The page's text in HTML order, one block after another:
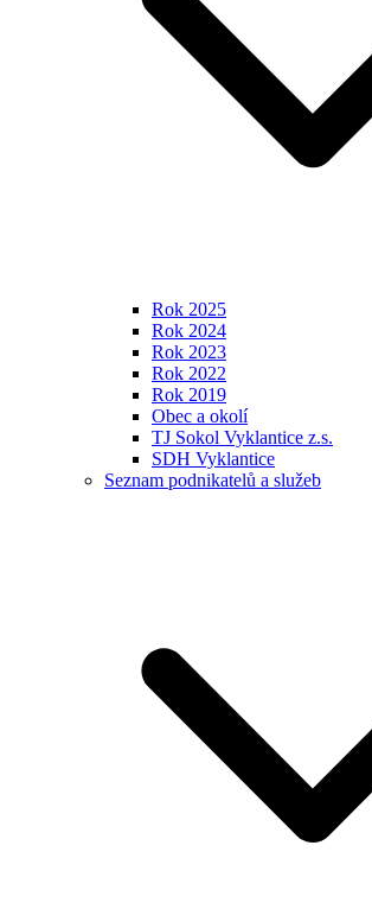
Rok 2025
Rok 2024
Rok 2023
Rok 2022
Rok 2019
Obec a okolí
TJ Sokol Vyklantice z.s.
SDH Vyklantice
Seznam podnikatelů a služeb